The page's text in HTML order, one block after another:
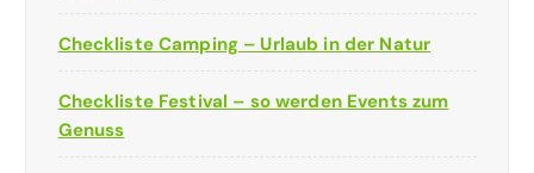
Checkliste Camping – Urlaub in der Natur
Checkliste Festival – so werden Events zum
Genuss